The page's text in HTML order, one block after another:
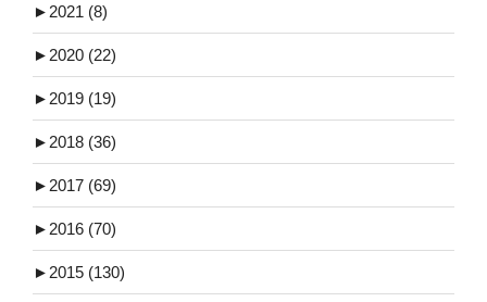
► 2021 (8)
► 2020 (22)
► 2019 (19)
► 2018 (36)
► 2017 (69)
► 2016 (70)
► 2015 (130)